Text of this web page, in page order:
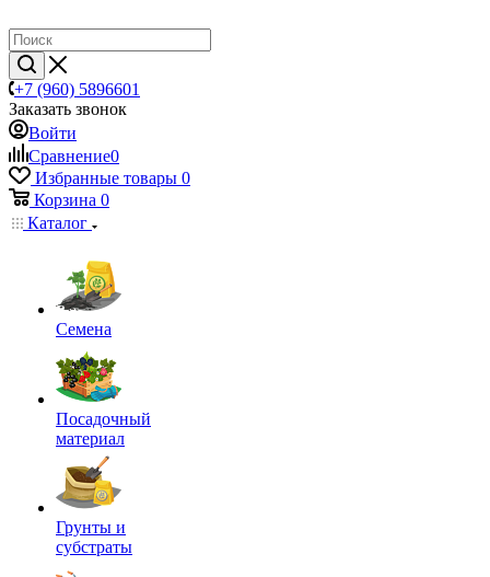
+7 (960) 5896601
Заказать звонок
Войти
Сравнение0
Избранные товары 0
Корзина 0
Каталог
Семена
Посадочный
материал
Грунты и
субстраты